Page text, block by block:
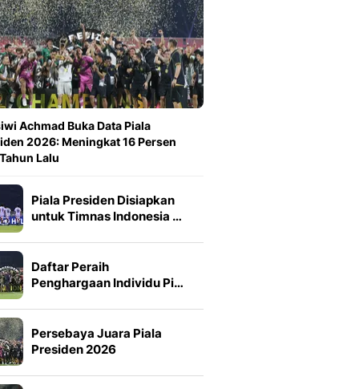
Achmad Buka Data Piala
2026: Meningkat 16 Persen
Lalu
Piala Presiden Disiapkan
untuk Timnas Indonesia …
Daftar Peraih
Penghargaan Individu Pi…
Persebaya Juara Piala
Presiden 2026